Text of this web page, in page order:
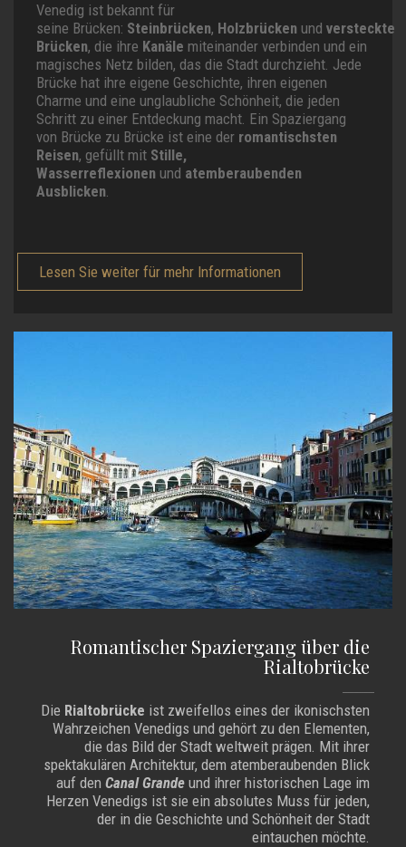
Venedig ist bekannt für
seine Brücken: Steinbrücken, Holzbrücken undversteckte
Brücken, die ihre Kanäle miteinander verbinden und ein
magisches Netz bilden, das die Stadt durchzieht. Jede
Brücke hat ihre eigene Geschichte, ihren eigenen
Charme und eine unglaubliche Schönheit, die jeden
Schritt zu einer Entdeckung macht. Ein Spaziergang
von Brücke zu Brücke ist eine der romantischsten
Reisen, gefüllt mit Stille,
Wasserreflexionen und atemberaubenden
Ausblicken.
Lesen Sie weiter für mehr Informationen
Romantischer Spaziergang über die
Rialtobrücke
Die Rialtobrücke ist zweifellos eines der ikonischsten
Wahrzeichen Venedigs und gehört zu den Elementen,
die das Bild der Stadt weltweit prägen. Mit ihrer
spektakulären Architektur, dem atemberaubenden Blick
auf den Canal Grandeund ihrer historischen Lage im
Herzen Venedigs ist sie ein absolutes Muss für jeden,
der in die Geschichte und Schönheit der Stadt
eintauchen möchte.